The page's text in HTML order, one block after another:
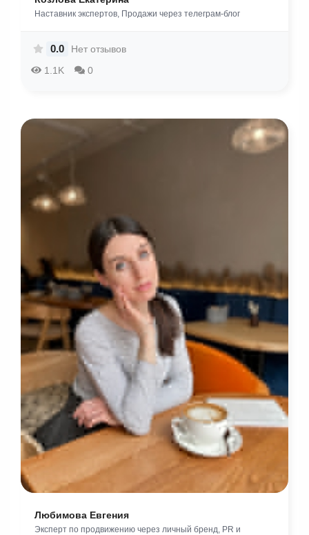
Наставник экспертов, Продажи через телеграм-блог
1.1K 0
0.0 Нет отзывов
Любимова Евгения
Эксперт по продвижению через личный бренд, PR и